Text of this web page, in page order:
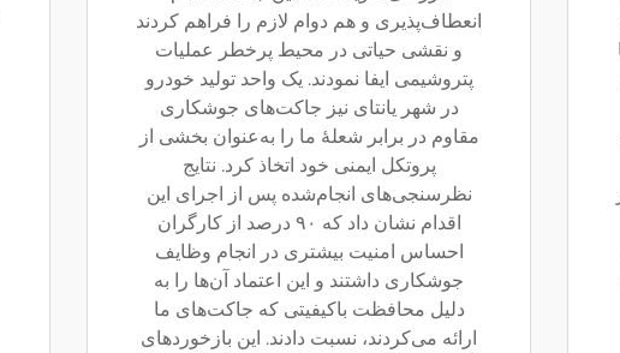
انعطاف‌پذیری و هم دوام لازم را فراهم کردند
و نقشی حیاتی در محیط پرخطر عملیات
پتروشیمی ایفا نمودند. یک واحد تولید خودرو
در شهر یانتای نیز جاکت‌های جوشکاری
مقاوم در برابر شعلهٔ ما را به‌عنوان بخشی از
پروتکل ایمنی خود اتخاذ کرد. نتایج
نظرسنجی‌های انجام‌شده پس از اجرای این
اقدام نشان داد که ۹۰ درصد از کارگران
احساس امنیت بیشتری در انجام وظایف
جوشکاری داشتند و این اعتماد آن‌ها را به
دلیل محافظت باکیفیتی که جاکت‌های ما
ارائه می‌کردند، نسبت دادند. این بازخوردهای